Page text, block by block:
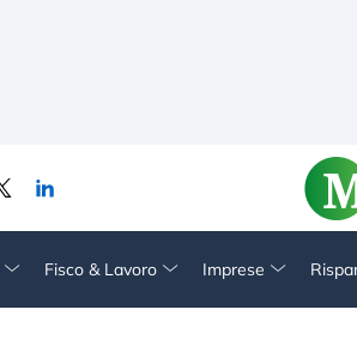
Fisco & Lavoro Imprese